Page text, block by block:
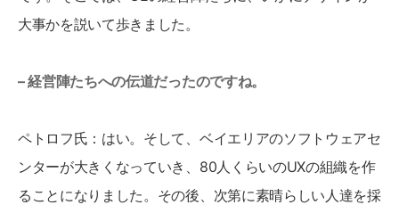
大事かを説いて歩きました。
– 経営陣たちへの伝道だったのですね。
ペトロフ氏：はい。そして、ベイエリアのソフトウェアセ
ンターが大きくなっていき、80人くらいのUXの組織を作
ることになりました。その後、次第に素晴らしい人達を採